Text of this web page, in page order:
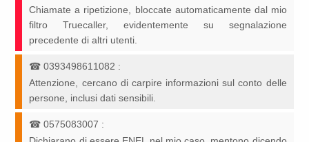
Chiamate a ripetizione, bloccate automaticamente dal mio
filtro Truecaller, evidentemente su segnalazione
precedente di altri utenti.
☎0393498611082 :
Attenzione, cercano di carpire informazioni sul conto delle
persone, inclusi dati sensibili.
☎0575083007 :